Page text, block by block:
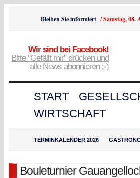
Bleiben Sie informiert /Samstag, 08.
Wir sind bei Facebook!
Bitte "Gefällt mir" drücken und
alle News abonnieren ;-)
START
WIRTSCHAFT
TERMINKALENDER 2026
Bouleturnier